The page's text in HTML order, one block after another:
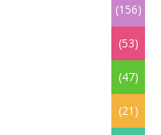
(156)
(53)
(47)
(21)